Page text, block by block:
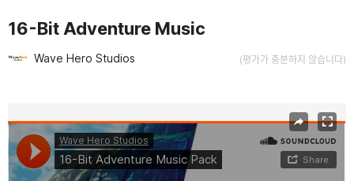
16-Bit Adventure Music
Wave Hero Studios (평가가 충분하지 않습니다)